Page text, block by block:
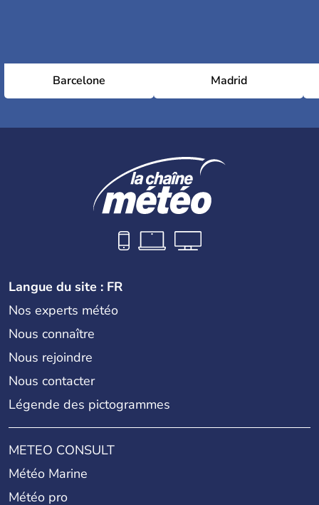
Barcelone Madrid
Langue du site : FR
Nos experts météo
Nous connaître
Nous rejoindre
Nous contacter
Légende des pictogrammes
METEO CONSULT
Météo Marine
Météo pro